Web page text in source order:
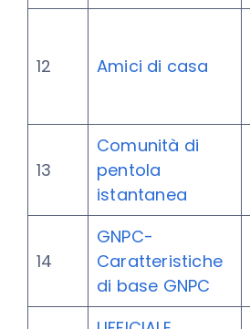
12 Amici di casa
13
Comunità di
pentola
istantanea
14
GNPC-
Caratteristiche
di base GNPC